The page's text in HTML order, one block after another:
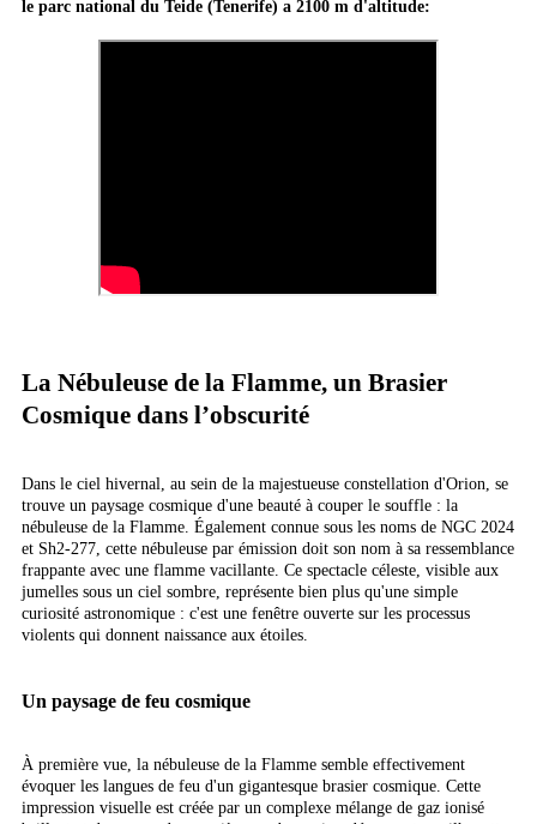
le parc national du Teide (Tenerife) a 2100 m d'altitude:
La Nébuleuse de la Flamme, un Brasier
Cosmique dans l’obscurité
Dans le ciel hivernal, au sein de la majestueuse constellation d'Orion, se
trouve un paysage cosmique d'une beauté à couper le souffle : la
nébuleuse de la Flamme. Également connue sous les noms de NGC 2024
et Sh2-277, cette nébuleuse par émission doit son nom à sa ressemblance
frappante avec une flamme vacillante. Ce spectacle céleste, visible aux
jumelles sous un ciel sombre, représente bien plus qu'une simple
curiosité astronomique : c'est une fenêtre ouverte sur les processus
violents qui donnent naissance aux étoiles.
Un paysage de feu cosmique
À première vue, la nébuleuse de la Flamme semble effectivement
évoquer les langues de feu d'un gigantesque brasier cosmique. Cette
impression visuelle est créée par un complexe mélange de gaz ionisé